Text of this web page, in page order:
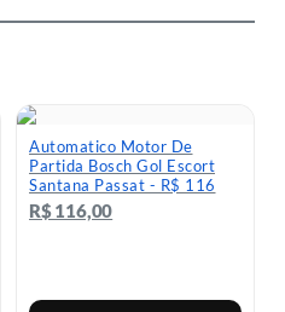
Automatico Motor De
Partida Bosch Gol Escort
Santana Passat - R$ 116
R$ 116,00